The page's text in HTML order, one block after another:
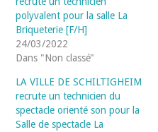
polyvalent pour la salle La
Briqueterie [F/H]
24/03/2022
Dans "Non classé"
LA VILLE DE SCHILTIGHEIM
recrute un technicien du
spectacle orienté son pour la
Salle de spectacle La